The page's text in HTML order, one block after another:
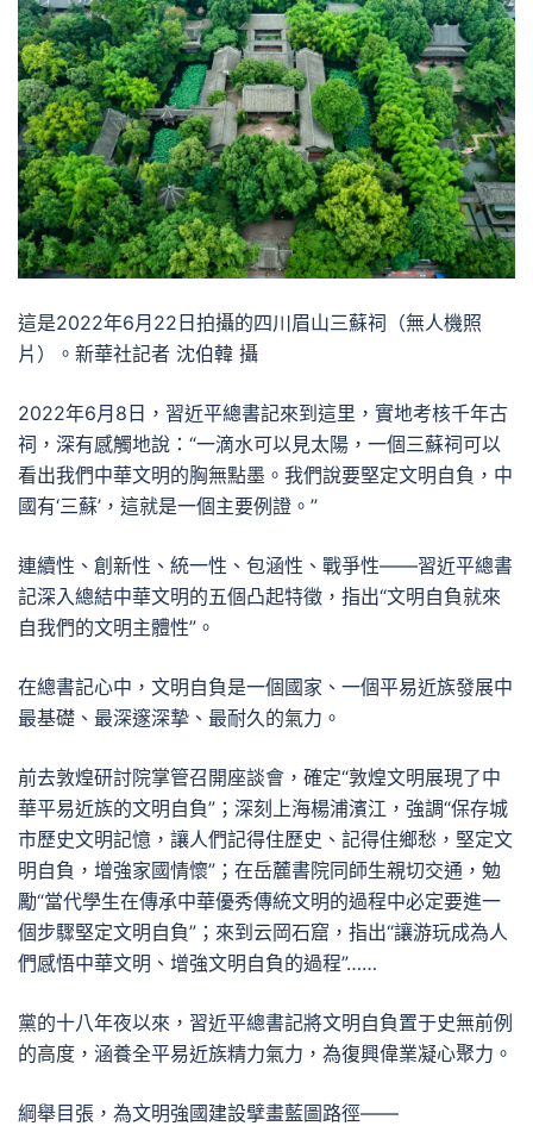
這是2022年6月22日拍攝的四川眉山三蘇祠（無人機照
片）。新華社記者 沈伯韓 攝
2022年6月8日，習近平總書記來到這里，實地考核千年古
祠，深有感觸地說：“一滴水可以見太陽，一個三蘇祠可以
看出我們中華文明的胸無點墨。我們說要堅定文明自負，中
國有‘三蘇’，這就是一個主要例證。”
連續性、創新性、統一性、包涵性、戰爭性——習近平總書
記深入總結中華文明的五個凸起特徵，指出“文明自負就來
自我們的文明主體性”。
在總書記心中，文明自負是一個國家、一個平易近族發展中
最基礎、最深邃深摯、最耐久的氣力。
前去敦煌研討院掌管召開座談會，確定“敦煌文明展現了中
華平易近族的文明自負”；深刻上海楊浦濱江，強調“保存城
市歷史文明記憶，讓人們記得住歷史、記得住鄉愁，堅定文
明自負，增強家國情懷”；在岳麓書院同師生親切交通，勉
勵“當代學生在傳承中華優秀傳統文明的過程中必定要進一
個步驟堅定文明自負”；來到云岡石窟，指出“讓游玩成為人
們感悟中華文明、增強文明自負的過程”……
黨的十八年夜以來，習近平總書記將文明自負置于史無前例
的高度，涵養全平易近族精力氣力，為復興偉業凝心聚力。
綱舉目張，為文明強國建設擘畫藍圖路徑——